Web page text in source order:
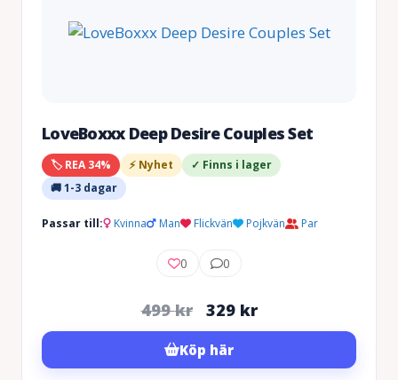
LoveBoxxx Deep Desire Couples Set
🏷️ REA 34% ⚡ Nyhet
✓ Finns i lager
🚚 1-3 dagar
Passar till: Kvinna Man Flickvän Pojkvän Par
0 0
499kr
Det
ursprungliga
priset
329 krDet
nuvarande
Köp här